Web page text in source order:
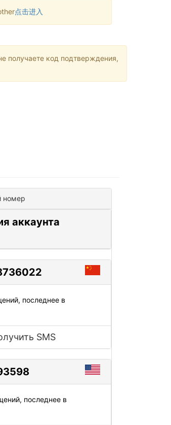
点击进入
получаете код подтверждения,
номер
аккаунта
последнее в
SMS
последнее в